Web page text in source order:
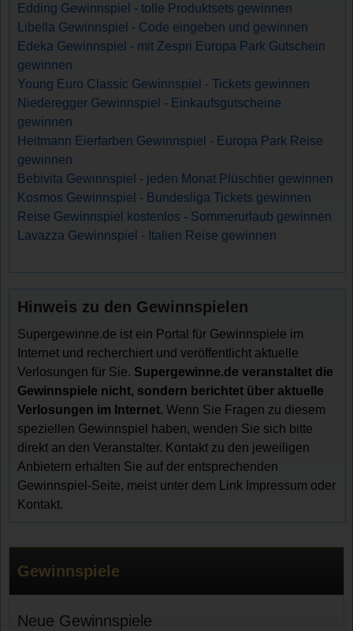
Edding Gewinnspiel - tolle Produktsets gewinnen
Libella Gewinnspiel - Code eingeben und gewinnen
Edeka Gewinnspiel - mit Zespri Europa Park Gutschein
gewinnen
Young Euro Classic Gewinnspiel - Tickets gewinnen
Niederegger Gewinnspiel - Einkaufsgutscheine
gewinnen
Heitmann Eierfarben Gewinnspiel - Europa Park Reise
gewinnen
Bebivita Gewinnspiel - jeden Monat Plüschtier gewinnen
Kosmos Gewinnspiel - Bundesliga Tickets gewinnen
Reise Gewinnspiel kostenlos - Sommerurlaub gewinnen
Lavazza Gewinnspiel - Italien Reise gewinnen
Hinweis zu den Gewinnspielen
Supergewinne.de ist ein Portal für Gewinnspiele im
Internet und recherchiert und veröffentlicht aktuelle
Verlosungen für Sie. Supergewinne.de veranstaltet die
Gewinnspiele nicht, sondern berichtet über aktuelle
Verlosungen im Internet. Wenn Sie Fragen zu diesem
speziellen Gewinnspiel haben, wenden Sie sich bitte
direkt an den Veranstalter. Kontakt zu den jeweiligen
Anbietern erhalten Sie auf der entsprechenden
Gewinnspiel-Seite, meist unter dem Link Impressum oder
Kontakt.
Gewinnspiele
Neue Gewinnspiele